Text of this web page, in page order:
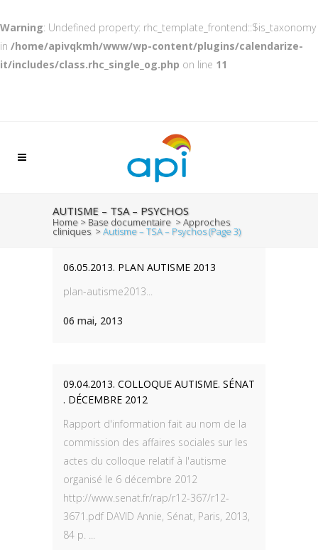
Warning: Undefined property: rhc_template_frontend::$is_taxonomy
in /home/apivqkmh/www/wp-content/plugins/calendarize-
it/includes/class.rhc_single_og.php on line 11
AUTISME – TSA – PSYCHOS
Home > Base documentaire >Approches
cliniques >Autisme – TSA – Psychos(Page 3)
06.05.2013. PLAN AUTISME 2013
plan-autisme2013...
06 mai, 2013
09.04.2013. COLLOQUE AUTISME. SÉNAT
. DÉCEMBRE 2012
Rapport d'information fait au nom de la
commission des affaires sociales sur les
actes du colloque relatif à l'autisme
organisé le 6 décembre 2012
http://www.senat.fr/rap/r12-367/r12-
3671.pdf DAVID Annie, Sénat, Paris, 2013,
84 p. ...